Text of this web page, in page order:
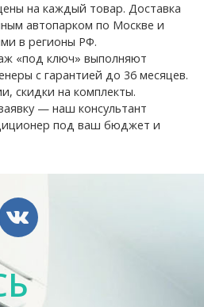
на каждый товар. Доставка
автопарком по Москве и
в регионы РФ.
«под ключ» выполняют
с гарантией до 36 месяцев.
скидки на комплекты.
— наш консультант
под ваш бюджет и